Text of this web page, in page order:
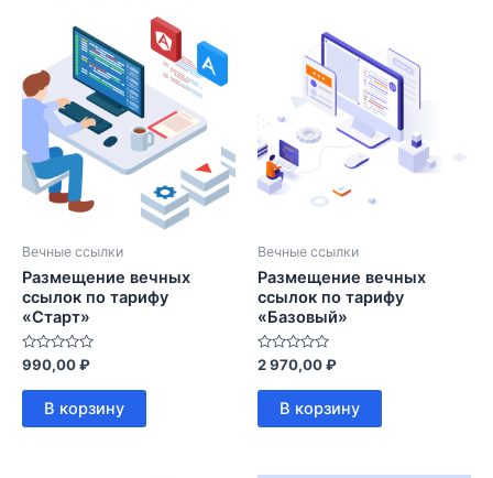
Вечные ссылки
Размещение вечных
ссылок по тарифу
«Старт»
Оценка
0
из
990,00₽
В корзину
Вечные ссылки
Размещение вечных
ссылок по тарифу
«Базовый»
Оценка
0
из
2 970,00₽
В корзину